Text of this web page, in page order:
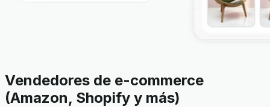
Vendedores de e-commerce
(Amazon, Shopify y más)